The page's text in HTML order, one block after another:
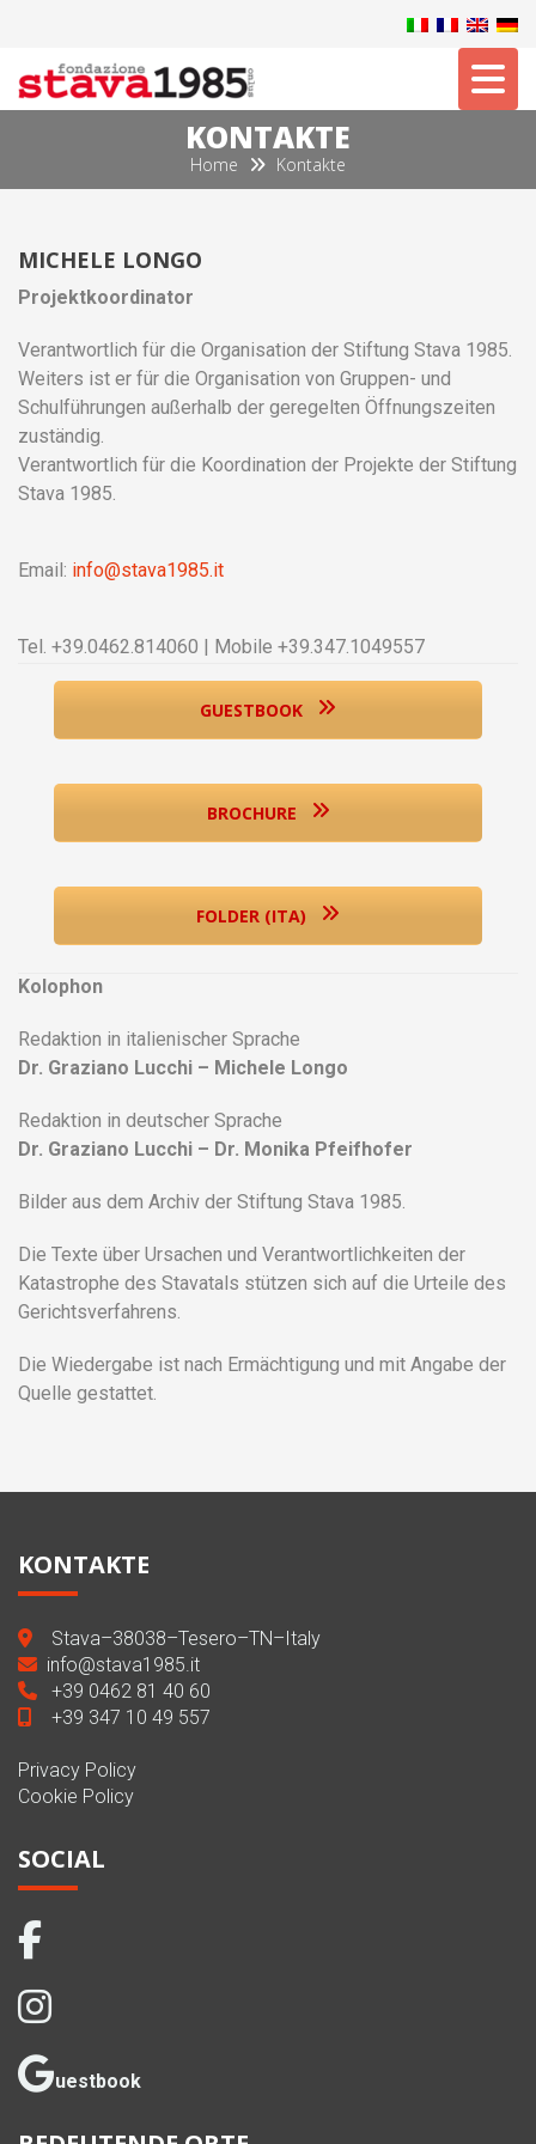
KONTAKTE
Home Kontakte
MICHELE LONGO
Projektkoordinator
Verantwortlich für die Organisation der Stiftung Stava 1985.
Weiters ist er für die Organisation von Gruppen- und
Schulführungen außerhalb der geregelten Öffnungszeiten
zuständig.
Verantwortlich für die Koordination der Projekte der Stiftung
Stava 1985.
Email: info@stava1985.it
Tel. +39.0462.814060 | Mobile +39.347.1049557
GUESTBOOK
BROCHURE
FOLDER (ITA)
Kolophon
Redaktion in italienischer Sprache
Dr. Graziano Lucchi – Michele Longo
Redaktion in deutscher Sprache
Dr. Graziano Lucchi – Dr. Monika Pfeifhofer
Bilder aus dem Archiv der Stiftung Stava 1985.
Die Texte über Ursachen und Verantwortlichkeiten der
Katastrophe des Stavatals stützen sich auf die Urteile des
Gerichtsverfahrens.
Die Wiedergabe ist nach Ermächtigung und mit Angabe der
Quelle gestattet.
KONTAKTE
Stava–38038–Tesero–TN–Italy
info@stava1985.it
+39 0462 81 40 60
+39 347 10 49 557
Privacy Policy
Cookie Policy
SOCIAL
uestbook